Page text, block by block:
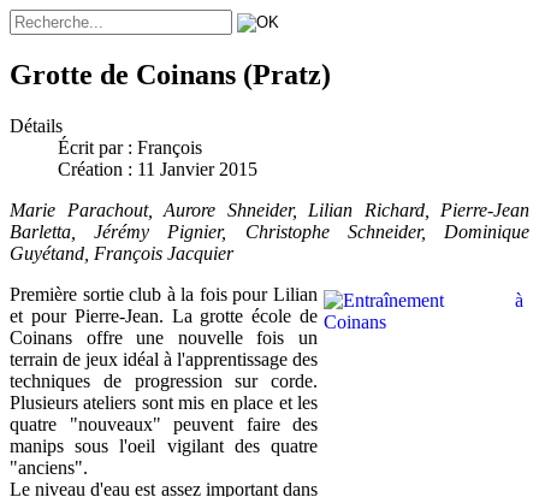
Grotte de Coinans (Pratz)
Détails
Écrit par : François
Création : 11 Janvier 2015
Marie Parachout, Aurore Shneider, Lilian Richard, Pierre-Jean
Barletta, Jérémy Pignier, Christophe Schneider, Dominique
Guyétand, François Jacquier
Première sortie club à la fois pour Lilian
et pour Pierre-Jean. La grotte école de
Coinans offre une nouvelle fois un
terrain de jeux idéal à l'apprentissage des
techniques de progression sur corde.
Plusieurs ateliers sont mis en place et les
quatre "nouveaux" peuvent faire des
manips sous l'oeil vigilant des quatre
"anciens".
Le niveau d'eau est assez important dans